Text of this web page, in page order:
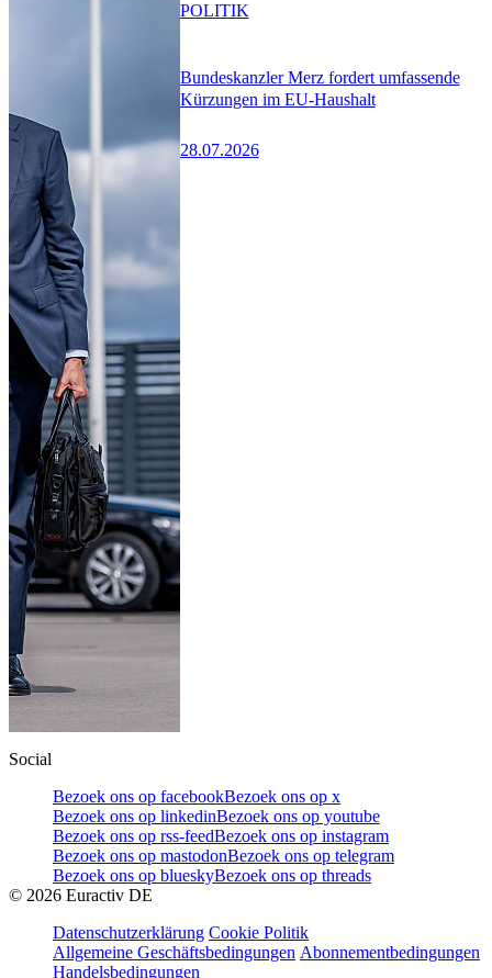
Bundeskanzler Merz fordert umfassende
Kürzungen im EU-Haushalt
28.07.2026
POLITIK
Social
Bezoek ons op facebookBezoek ons op x
Bezoek ons op linkedinBezoek ons op youtube
Bezoek ons op rss-feedBezoek ons op instagram
Bezoek ons op mastodonBezoek ons op telegram
Bezoek ons op blueskyBezoek ons op threads
© 2026 Euractiv DE
Datenschutzerklärung Cookie Politik
Allgemeine Geschäftsbedingungen Abonnementbedingungen
Handelsbedingungen